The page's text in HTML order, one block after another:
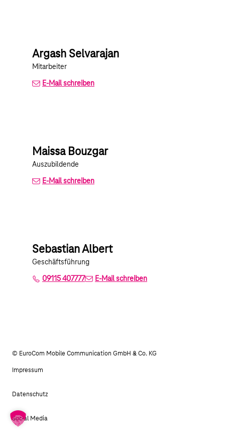
Argash Selvarajan
Mitarbeiter
E-Mail schreiben
Maissa Bouzgar
Auszubildende
E-Mail schreiben
Sebastian Albert
Geschäftsführung
09115 407777 E-Mail schreiben
© EuroCom Mobile Communication GmbH & Co. KG
Impressum
Datenschutz
Social Media